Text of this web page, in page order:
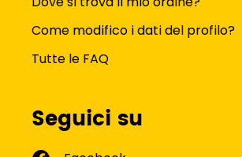
Come modifico i dati del profilo?
Tutte le FAQ
Seguici su